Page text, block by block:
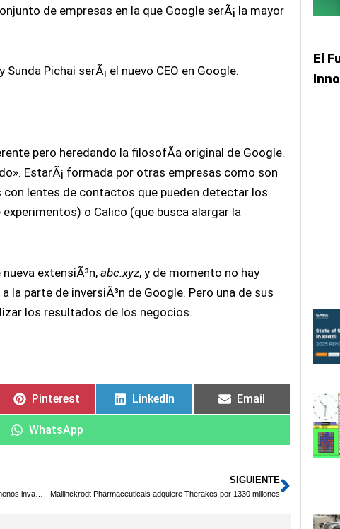
de empresas en la que Google serÃ¡ la mayor
Pichai serÃ¡ el nuevo CEO en Google.
pero heredando la filosofÃ­a original de Google.
EstarÃ¡ formada por otras empresas como son
lentes de contactos que pueden detectar los
o Calico (que busca alargar la
extensiÃ³n,abc.xyz, y de momento no hay
la parte de inversiÃ³n de Google. Pero una de sus
los resultados de los negocios.
Pinterest LinkedIn Email
WhatsApp
SIGUIENTE
Mallinckrodt Pharmaceuticals adquiere Therakos por 1330 millones
El